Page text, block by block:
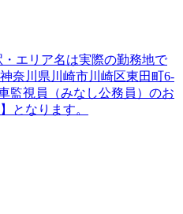
エリア名は実際の勤務地で
奈川県川崎市川崎区東田町6-
監視員（みなし公務員）のお
となります。